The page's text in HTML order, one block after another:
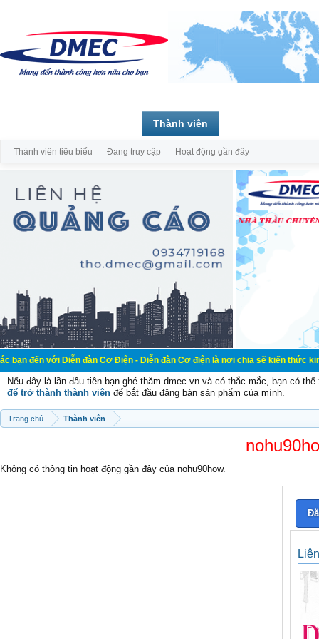
Diễn đàn Cơ Điện - Diễn đàn Cơ điện là nơi chia sẽ kiến thức kinh
Nếu đây là lần đầu tiên bạn ghé thăm dmec.vn và có thắc mắc, bạn có
để trở thành thành viên để bắt đầu đăng bán sản phẩm của mình.
Trang chủ Thành viên
Không có thông tin hoạt động gần đây của nohu90how.
Thành viên
Thành viên tiêu biểu Đang truy cập Hoạt động gần đây